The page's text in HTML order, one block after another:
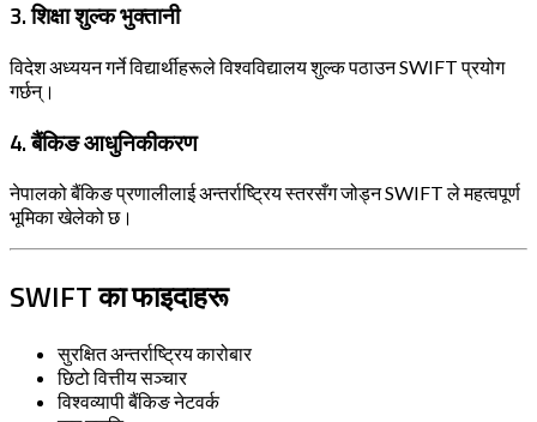
3. शिक्षा शुल्क भुक्तानी
विदेश अध्ययन गर्ने विद्यार्थीहरूले विश्वविद्यालय शुल्क पठाउन SWIFT प्रयोग
गर्छन्।
4. बैंकिङ आधुनिकीकरण
नेपालको बैंकिङ प्रणालीलाई अन्तर्राष्ट्रिय स्तरसँग जोड्न SWIFT ले महत्वपूर्ण
भूमिका खेलेको छ।
SWIFT का फाइदाहरू
सुरक्षित अन्तर्राष्ट्रिय कारोबार
छिटो वित्तीय सञ्चार
विश्वव्यापी बैंकिङ नेटवर्क